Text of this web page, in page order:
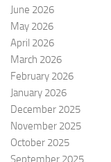
June 2026
May 2026
April 2026
March 2026
February 2026
January 2026
December 2025
November 2025
October 2025
September 2025